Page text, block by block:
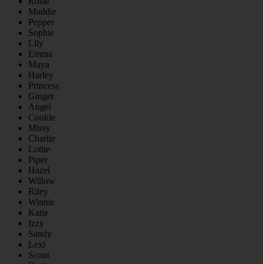
Maddie
Pepper
Sophie
Lily
Emma
Maya
Harley
Princess
Ginger
Angel
Cookie
Missy
Charlie
Lottie
Piper
Hazel
Willow
Riley
Winnie
Katie
Izzy
Sandy
Lexi
Scout